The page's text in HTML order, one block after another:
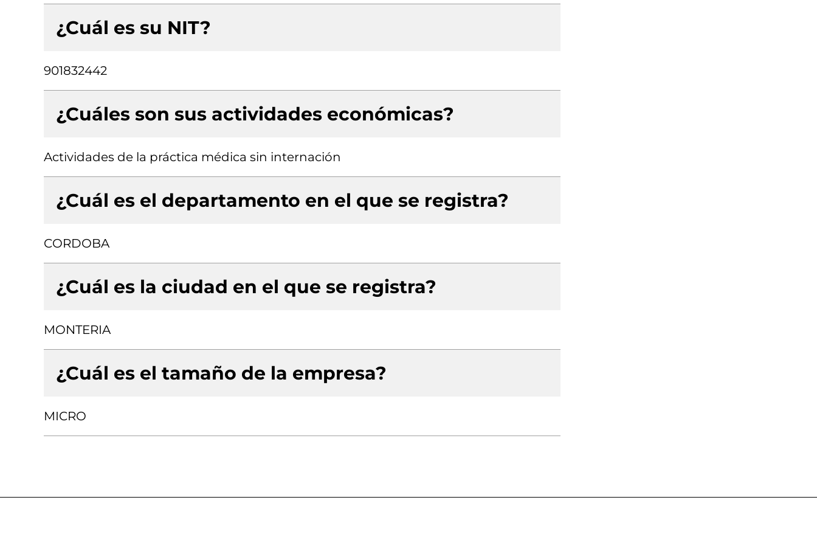
¿Cuál es su NIT?
901832442
¿Cuáles son sus actividades económicas?
Actividades de la práctica médica sin internación
¿Cuál es el departamento en el que se registra?
CORDOBA
¿Cuál es la ciudad en el que se registra?
MONTERIA
¿Cuál es el tamaño de la empresa?
MICRO